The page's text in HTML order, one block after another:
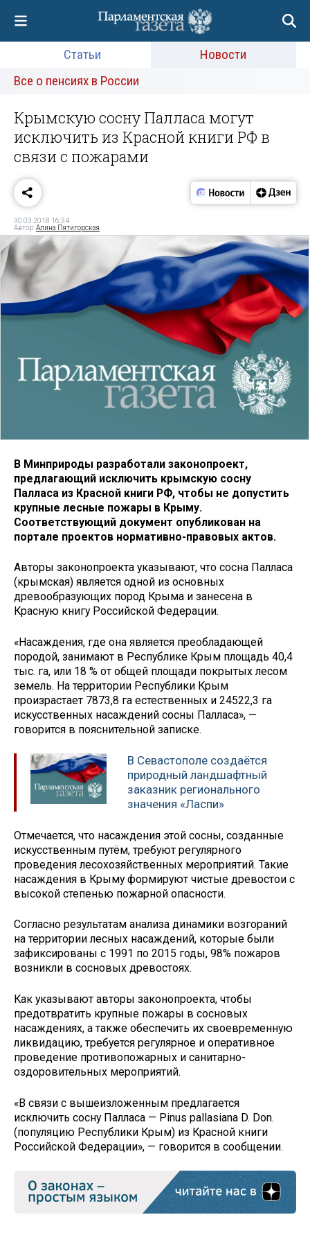
Статьи
Новости
Все о пенсиях в России
Крымскую сосну Палласа могут
исключить из Красной книги РФ в
связи с пожарами
30.03.2018 16:34
Автор:Алина Пятигорская
В Минприроды разработали законопроект,
предлагающий исключить крымскую сосну
Палласа из Красной книги РФ, чтобы не допустить
крупные лесные пожары в Крыму.
Соответствующий документ опубликован на
портале проектов нормативно-правовых актов.
Авторы законопроекта указывают, что сосна Палласа
(крымская) является одной из основных
древообразующих пород Крыма и занесена в
Красную книгу Российской Федерации.
«Насаждения, где она является преобладающей
породой, занимают в Республике Крым площадь 40,4
тыс. га, или 18 % от общей площади покрытых лесом
земель. На территории Республики Крым
произрастает 7873,8 га естественных и 24522,3 га
искусственных насаждений сосны Палласа», —
говорится в пояснительной записке.
В Севастополе создаётся
природный ландшафтный
заказник регионального
значения «Ласпи»
Отмечается, что насаждения этой сосны, созданные
искусственным путём, требуют регулярного
проведения лесохозяйственных мероприятий. Такие
насаждения в Крыму формируют чистые древостои с
высокой степенью пожарной опасности.
Согласно результатам анализа динамики возгораний
на территории лесных насаждений, которые были
зафиксированы с 1991 по 2015 годы, 98% пожаров
возникли в сосновых древостоях.
Как указывают авторы законопроекта, чтобы
предотвратить крупные пожары в сосновых
насаждениях, а также обеспечить их своевременную
ликвидацию, требуется регулярное и оперативное
проведение противопожарных и санитарно-
оздоровительных мероприятий.
«В связи с вышеизложенным предлагается
исключить сосну Палласа — Pinus pallasiana D. Don.
(популяцию Республики Крым) из Красной книги
Российской Федерации», — говорится в сообщении.